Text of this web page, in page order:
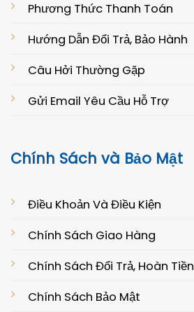
Phương Thức Thanh Toán
Hướng Dẫn Đổi Trả, Bảo Hành
Câu Hởi Thường Gặp
Gửi Email Yêu Cầu Hỗ Trợ
Chính Sách và Bảo Mật
Điều Khoản Và Điều Kiện
Chính Sách Giao Hàng
Chính Sách Đổi Trả, Hoàn Tiền
Chính Sách Bảo Mật